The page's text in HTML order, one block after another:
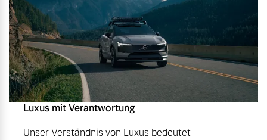
Luxus mit Verantwortung
Unser Verständnis von Luxus bedeutet